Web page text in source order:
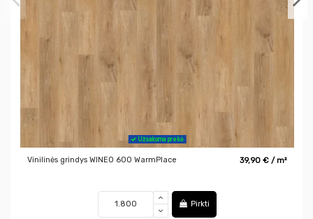
Užsakoma prekė
Vinilinės grindys WINEO 600 WarmPlace 39,90 € / m²
Pirkti